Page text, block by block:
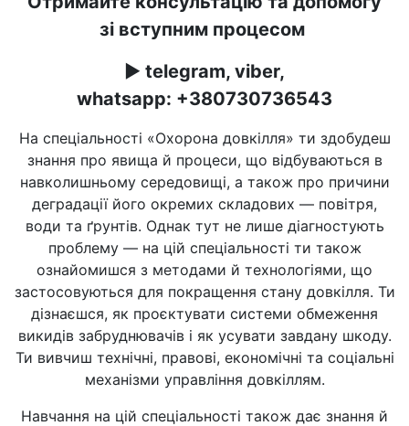
зі вступним процесом
► telegram, viber,
whatsapp: +380730736543
На спеціальності «Охорона довкілля» ти здобудеш
знання про явища й процеси, що відбуваються в
навколишньому середовищі, а також про причини
деградації його окремих складових — повітря,
води та ґрунтів. Однак тут не лише діагностують
проблему — на цій спеціальності ти також
ознайомишся з методами й технологіями, що
застосовуються для покращення стану довкілля. Ти
дізнаєшся, як проєктувати системи обмеження
викидів забруднювачів і як усувати завдану шкоду.
Ти вивчиш технічні, правові, економічні та соціальні
механізми управління довкіллям.
Навчання на цій спеціальності також дає знання й